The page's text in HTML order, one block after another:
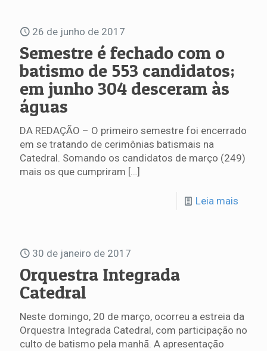
26 de junho de 2017
Semestre é fechado com o
batismo de 553 candidatos;
em junho 304 desceram às
águas
DA REDAÇÃO – O primeiro semestre foi encerrado
em se tratando de cerimônias batismais na
Catedral. Somando os candidatos de março (249)
mais os que cumpriram […]
Leia mais
30 de janeiro de 2017
Orquestra Integrada
Catedral
Neste domingo, 20 de março, ocorreu a estreia da
Orquestra Integrada Catedral, com participação no
culto de batismo pela manhã. A apresentação